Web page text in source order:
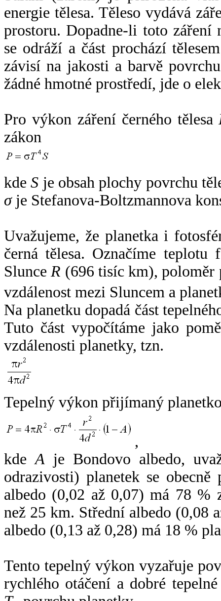
energie tělesa. Těleso vydává
prostoru. Dopadne-li toto záření
se odráží a část prochází
závisí na jakosti a barvě
žádné hmotné prostředí, jde o
Pro výkon záření černého tělesa
zákon
kdeS je obsah plochy povrchu
σje Stefanova-Boltzmannova
Uvažujeme, že planetka i
černá tělesa. Označíme
SlunceR (696 tisíc km),
vzdálenost mezi Sluncem a
Na planetku dopadá část
Tuto část vypočítáme jako
vzdálenosti planetky, tzn.
Tepelný výkon přijímaný
,
kdeA je Bondovo albedo,
odrazivosti) planetek se
albedo (0,02 až 0,07) má 78 %
než 25 km. Střední albedo (0,08
albedo (0,13 až 0,28) má 18 %
Tento tepelný výkon vyzařuje
rychlého otáčení a dobré